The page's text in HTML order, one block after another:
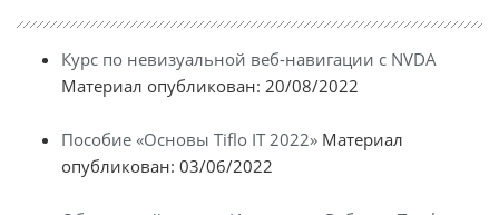
Курс по невизуальной веб-навигации с NVDA
Материал опубликован: 20/08/2022
Пособие «Основы Tiflo IT 2022» Материал
опубликован: 03/06/2022